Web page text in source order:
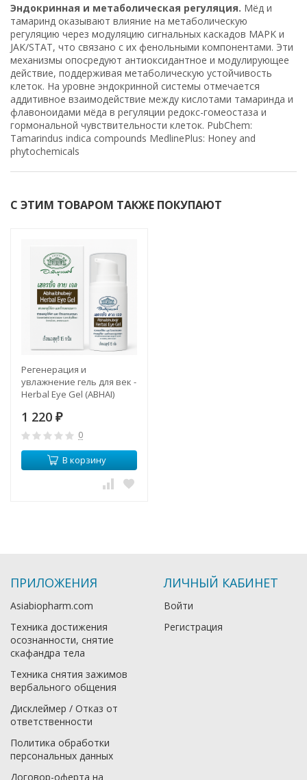
Эндокринная и метаболическая регуляция. Мёд и
тамаринд оказывают влияние на метаболическую
регуляцию через модуляцию сигнальных каскадов MAPK и
JAK/STAT, что связано с их фенольными компонентами. Эти
механизмы опосредуют антиоксидантное и модулирующее
действие, поддерживая метаболическую устойчивость
клеток. На уровне эндокринной системы отмечается
аддитивное взаимодействие между кислотами тамаринда и
флавоноидами мёда в регуляции редокс-гомеостаза и
гормональной чувствительности клеток. PubChem:
Tamarindus indica compounds MedlinePlus: Honey and
phytochemicals
С ЭТИМ ТОВАРОМ ТАКЖЕ ПОКУПАЮТ
Регенерация и
увлажнение гель для век -
Herbal Eye Gel (ABHAI)
1 220 ₽
0
В корзину
ПРИЛОЖЕНИЯ
Asiabiopharm.com
Техника достижения
осознанности, снятие
скафандра тела
Техника снятия зажимов
вербального общения
Дисклеймер / Отказ от
ответственности
Политика обработки
персональных данных
Договор-оферта на
ЛИЧНЫЙ КАБИНЕТ
Войти
Регистрация